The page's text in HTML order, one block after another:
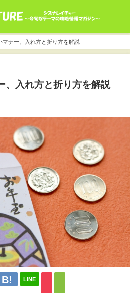
マナー、入れ方と折り方を解説
、入れ方と折り方を解説
LINE